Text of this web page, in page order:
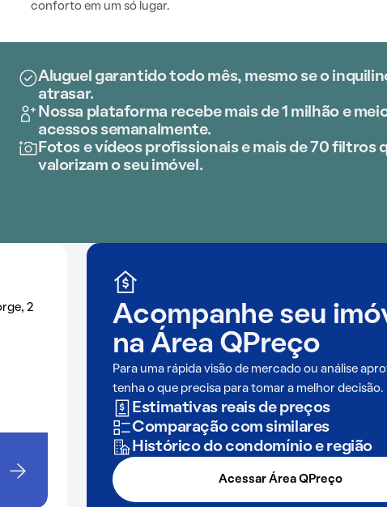
conforto em um só lugar.
Aluguel garantido todo mês, mesmo se o
atrasar.
Nossa plataforma recebe mais de 1 milhão e
acessos semanalmente.
Fotos e vídeos profissionais e mais de 70 filtros
valorizam o seu imóvel.
2
Acompanhe seu
naÁrea QPreço
Para uma rápida visão de mercado ou análise
tenha o que precisa para tomar a melhor decisão.
Estimativas reais de preços
Comparação com similares
Histórico do condomínio e região
Acessar Área QPreço